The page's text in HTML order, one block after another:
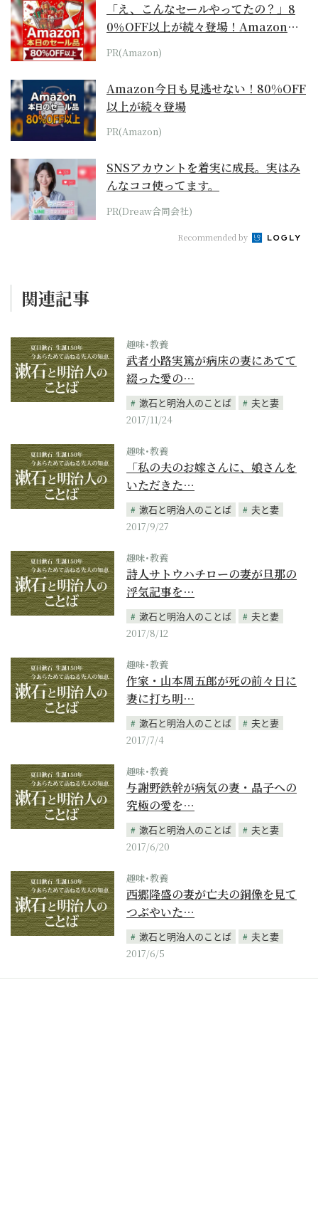
「え、こんなセールやってたの？」8
0％OFF以上が続々登場！Amazonの
本気が...
PR(Amazon)
Amazon今日も見逃せない！80%OFF
以上が続々登場
PR(Amazon)
SNSアカウントを着実に成長。実はみ
んなココ使ってます。
PR(Dreaw合同会社)
Recommended by
関連記事
趣味･教養
武者小路実篤が病床の妻にあてて
綴った愛の…
漱石と明治人のことば
夫と妻
2017/11/24
趣味･教養
「私の夫のお嫁さんに、娘さんを
いただきた…
漱石と明治人のことば
夫と妻
2017/9/27
趣味･教養
詩人サトウハチローの妻が旦那の
浮気記事を…
漱石と明治人のことば
夫と妻
2017/8/12
趣味･教養
作家・山本周五郎が死の前々日に
妻に打ち明…
漱石と明治人のことば
夫と妻
2017/7/4
趣味･教養
与謝野鉄幹が病気の妻・晶子への
究極の愛を…
漱石と明治人のことば
夫と妻
2017/6/20
趣味･教養
西郷隆盛の妻が亡夫の銅像を見て
つぶやいた…
漱石と明治人のことば
夫と妻
2017/6/5